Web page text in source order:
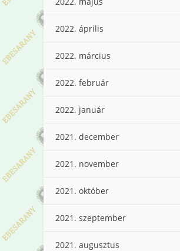
2022. április
2022. március
2022. február
2022. január
2021. december
2021. november
2021. október
2021. szeptember
2021. augusztus